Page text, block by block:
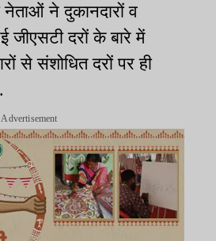
ने दुकानदारों व
जीएसटी दरों के बारे में
से संशोधित दरों पर ही
Advertisement